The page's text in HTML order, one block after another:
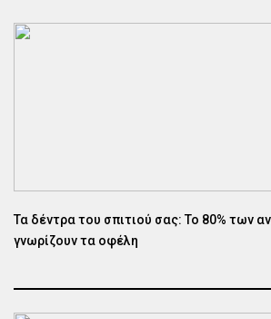
Τα δέντρα του σπιτιού σας: Το 80% των
γνωρίζουν τα οφέλη